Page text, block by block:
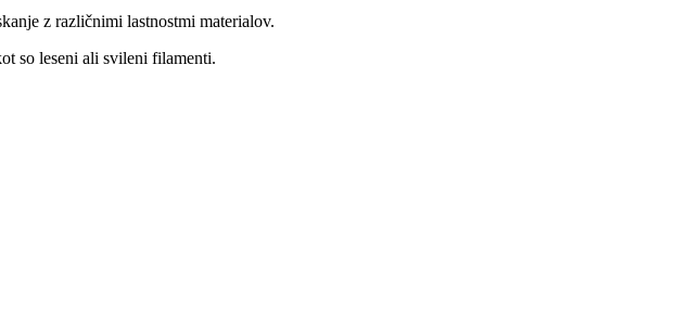
z različnimi lastnostmi materialov.
so leseni ali svileni filamenti.